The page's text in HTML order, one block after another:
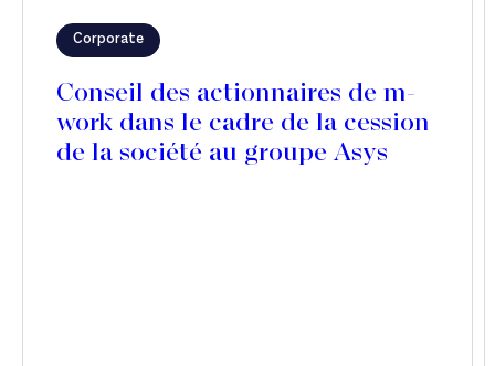
Corporate
Conseil des actionnaires de m-
work dans le cadre de la cession
de la société au groupe Asys